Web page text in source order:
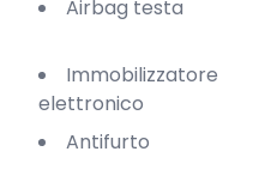
Airbag testa
Immobilizzatore
elettronico
Antifurto